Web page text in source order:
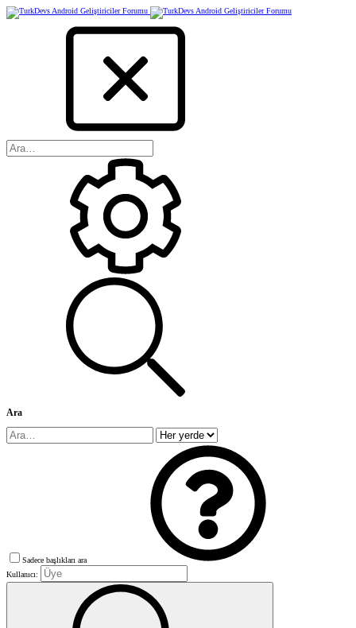
Ara
Sadece başlıkları ara
Kullanıcı: